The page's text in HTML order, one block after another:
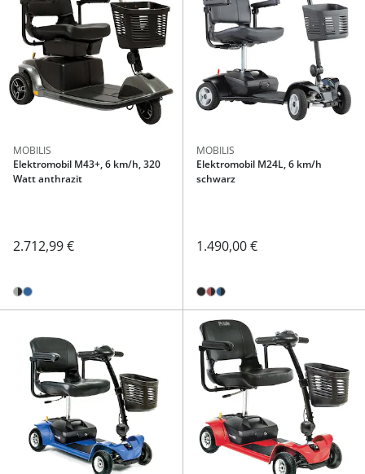
MOBILIS
Elektromobil M43+, 6 km/h, 320
Watt anthrazit
2.712,99 €
MOBILIS
Elektromobil M24L, 6 km/h
schwarz
1.490,00 €